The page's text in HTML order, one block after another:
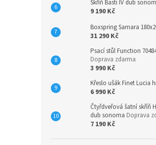
Skříň Basti IV dub
9 190 Kč
Boxspring Samara
31 290 Kč
Psací stůl Function
Doprava zdarma
3 990 Kč
Křeslo ušák Finet Lucia
6 990 Kč
Čtyřdveřová šatní skříň
dub sonoma Doprava
7 190 Kč